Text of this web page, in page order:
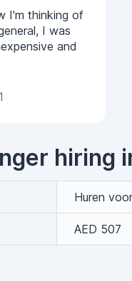
I'm thinking of
I was
and
hiring
Huren
AED 507